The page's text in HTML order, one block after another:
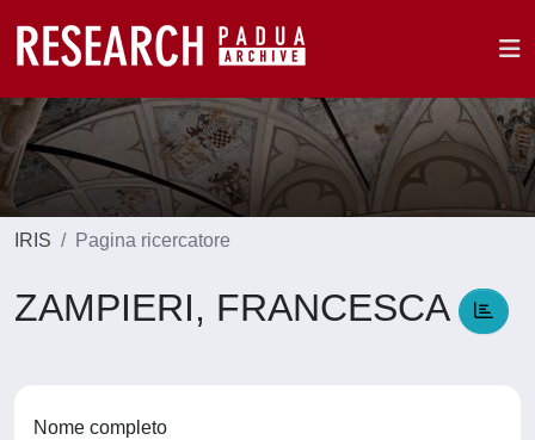
IRIS Pagina ricercatore
ZAMPIERI, FRANCESCA
Nome completo